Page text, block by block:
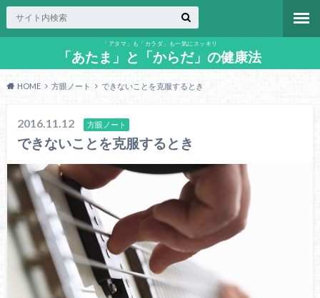
「アタマ」も「カラダ」も一気にスッキリ
「あたま」と「からだ」の健康法
HOME 方眼ノート できないことを克服するとき
2016.11.12 方眼ノート
できないことを克服するとき